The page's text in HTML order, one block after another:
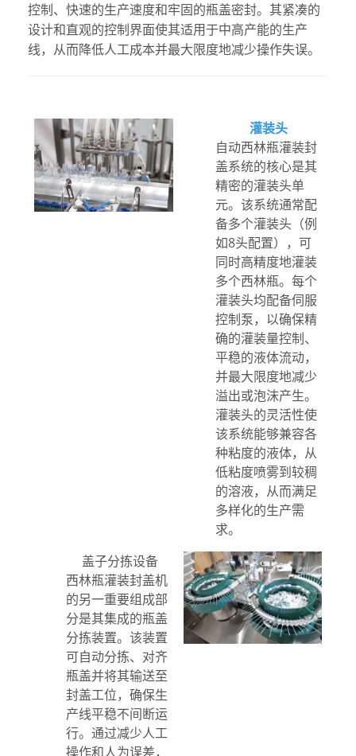
控制、快速的生产速度和牢固的瓶盖密封。其紧凑的
设计和直观的控制界面使其适用于中高产能的生产
线，从而降低人工成本并最大限度地减少操作失误。
灌装头
自动西林瓶灌装封
盖系统的核心是其
精密的灌装头单
元。该系统通常配
备多个灌装头（例
如8头配置），可
同时高精度地灌装
多个西林瓶。每个
灌装头均配备伺服
控制泵，以确保精
确的灌装量控制、
平稳的液体流动，
并最大限度地减少
溢出或泡沫产生。
灌装头的灵活性使
该系统能够兼容各
种粘度的液体，从
低粘度喷雾到较稠
的溶液，从而满足
多样化的生产需
求。
盖子分拣设备
西林瓶灌装封盖机
的另一重要组成部
分是其集成的瓶盖
分拣装置。该装置
可自动分拣、对齐
瓶盖并将其输送至
封盖工位，确保生
产线平稳不间断运
行。通过减少人工
操作和人为误差，